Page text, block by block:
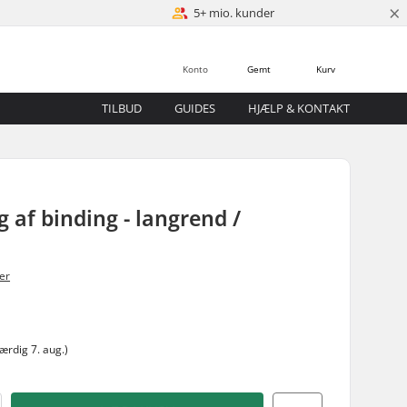
5+ mio. kunder ×
Kurv
Gemt
Konto
TILBUD GUIDES HJÆLP & KONTAKT
af binding - langrend /
7. aug.)